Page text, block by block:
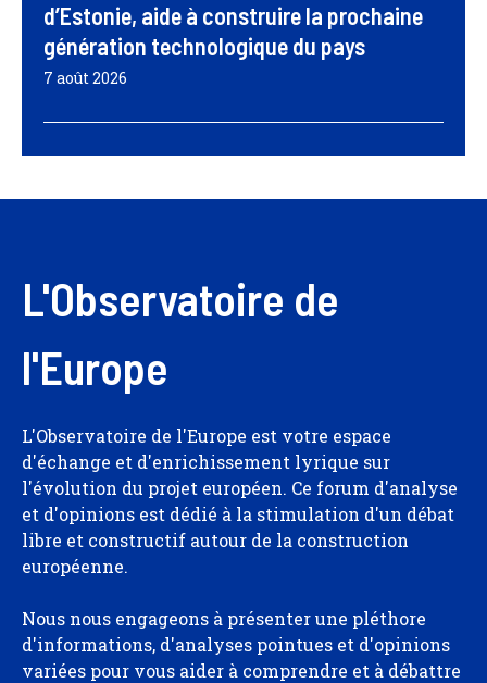
d’Estonie, aide à construire la prochaine
génération technologique du pays
7 août 2026
L'Observatoire de
l'Europe
L'Observatoire de l'Europe est votre espace
d'échange et d'enrichissement lyrique sur
l'évolution du projet européen. Ce forum d'analyse
et d'opinions est dédié à la stimulation d'un débat
libre et constructif autour de la construction
européenne.
Nous nous engageons à présenter une pléthore
d'informations, d'analyses pointues et d'opinions
variées pour vous aider à comprendre et à débattre